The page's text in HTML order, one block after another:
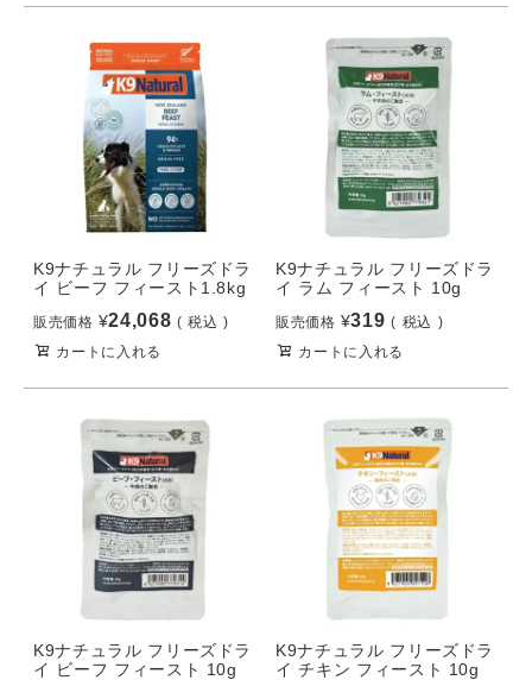
K9ナチュラル フリーズドラ
イ ビーフ フィースト1.8kg
販売価格 ¥24,068
税込
カートに入れる
K9ナチュラル フリーズドラ
イ ラム フィースト 10g
販売価格 ¥319
税込
カートに入れる
K9ナチュラル フリーズドラ
イ ビーフ フィースト 10g
K9ナチュラル フリーズドラ
イ チキン フィースト 10g